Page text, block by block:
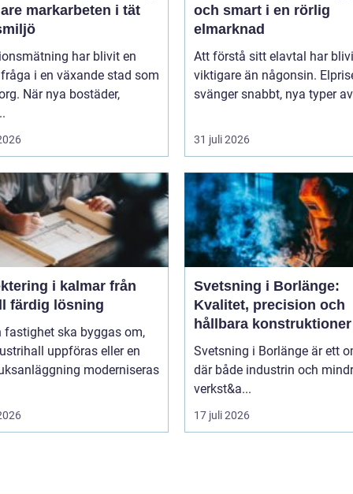
markarbeten i tät
har blivit en
i en växande stad som
När nya bostäder,
och smart i en rörlig
elmarknad
Att förstå sitt elavtal har
viktigare än någonsin.
svänger snabbt, nya typer
31 juli 2026
i kalmar från
färdig lösning
fastighet ska byggas om,
uppföras eller en
moderniseras
Svetsning i Borlänge:
Kvalitet, precision och
hållbara konstruktioner
Svetsning i Borlänge är ett
där både industrin och
verkst&a...
17 juli 2026